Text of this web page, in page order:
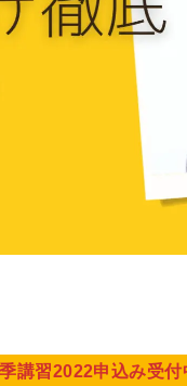
講習2022申込み受付